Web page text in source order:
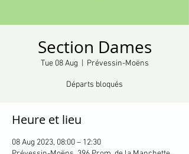
Section Dames
Tue 08 Aug Prévessin-Moëns
Départs bloqués
Heure et lieu
08 Aug 2023, 08:00 – 12:30